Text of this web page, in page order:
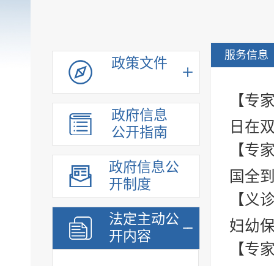
政策文件
政府信息
公开指南
政府信息公
开制度
法定主动公
开内容
服务信息
【专
日在
【专
国全
【义
妇幼
【专